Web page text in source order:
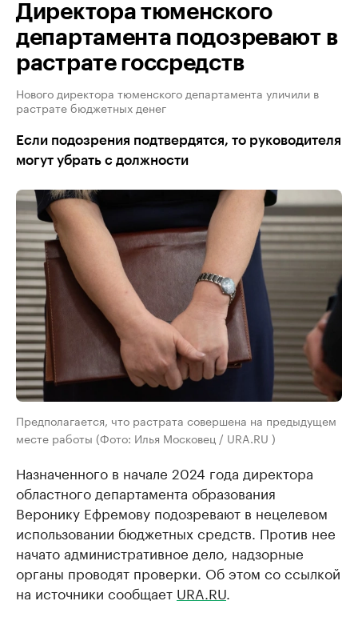
Директора тюменского
департамента подозревают в
растрате госсредств
Нового директора тюменского департамента уличили в
растрате бюджетных денег
Если подозрения подтвердятся, то руководителя
могут убрать с должности
Предполагается, что растрата совершена на предыдущем
месте работы (Фото: Илья Московец / URA.RU )
Назначенного в начале 2024 года директора
областного департамента образования
Веронику Ефремову подозревают в нецелевом
использовании бюджетных средств. Против нее
начато административное дело, надзорные
органы проводят проверки. Об этом со ссылкой
на источники сообщает URA.RU